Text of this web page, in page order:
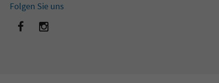
Folgen Sie uns